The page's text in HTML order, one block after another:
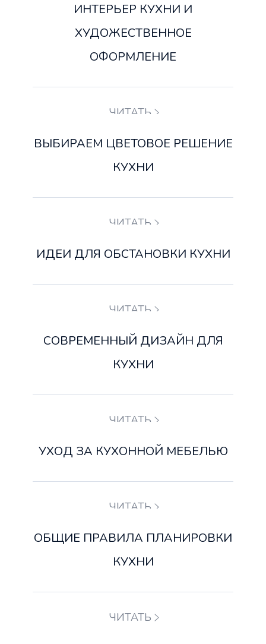
ИНТЕРЬЕР КУХНИ И
ХУДОЖЕСТВЕННОЕ
ОФОРМЛЕНИЕ
ЧИТАТЬ
ВЫБИРАЕМ ЦВЕТОВОЕ РЕШЕНИЕ
КУХНИ
ЧИТАТЬ
ИДЕИ ДЛЯ ОБСТАНОВКИ КУХНИ
ЧИТАТЬ
СОВРЕМЕННЫЙ ДИЗАЙН ДЛЯ
КУХНИ
ЧИТАТЬ
УХОД ЗА КУХОННОЙ МЕБЕЛЬЮ
ЧИТАТЬ
ОБЩИЕ ПРАВИЛА ПЛАНИРОВКИ
КУХНИ
ЧИТАТЬ